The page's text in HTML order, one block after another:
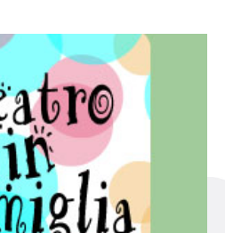
in famiglia
rassegna di teatro concepita
godere del teatro all’intera
famiglia.